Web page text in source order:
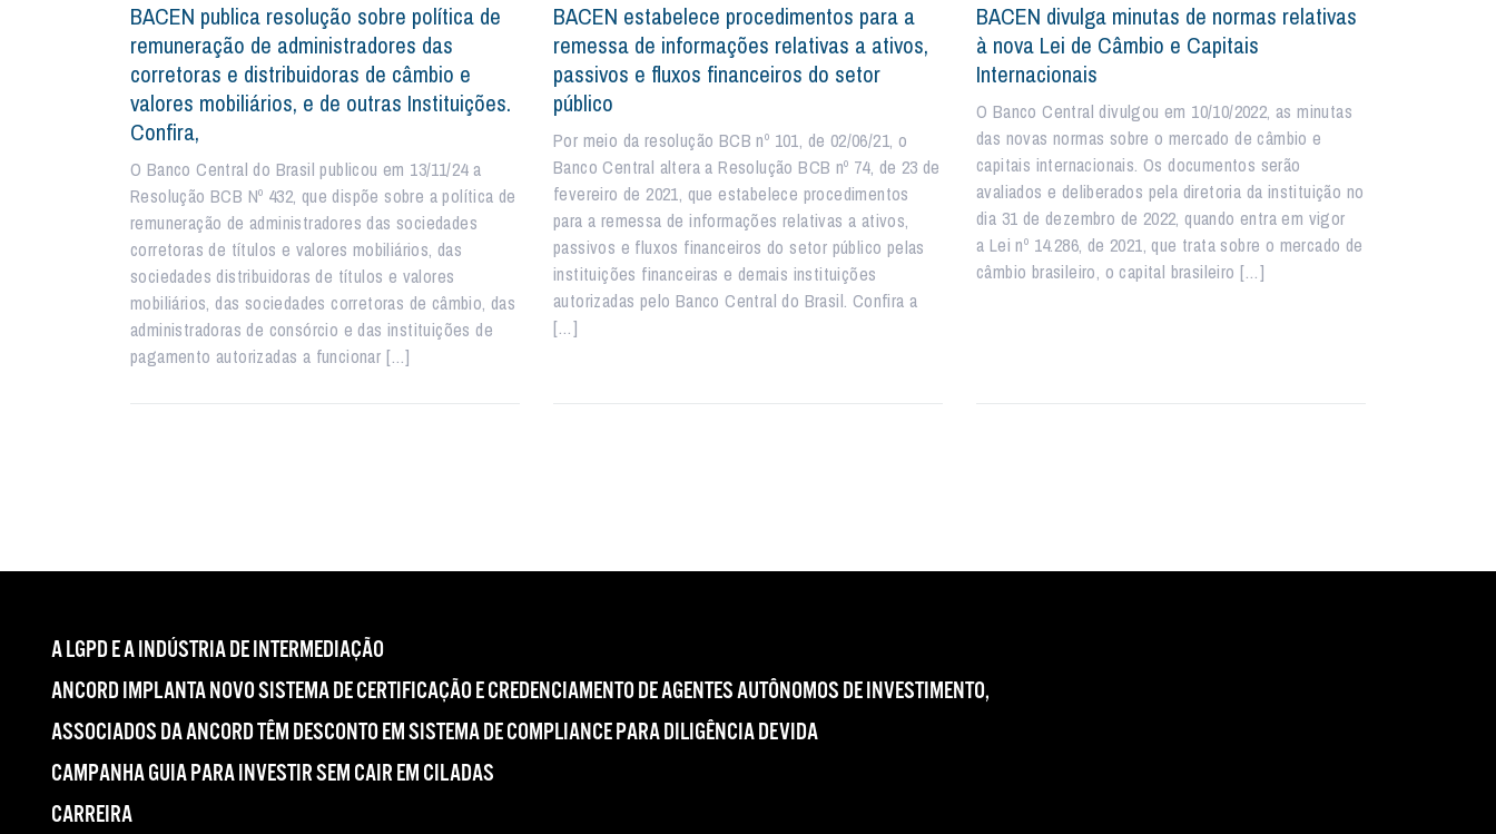
BACEN publica resolução sobre política de
remuneração de administradores das
corretoras e distribuidoras de câmbio e
valores mobiliários, e de outras Instituições.
Confira,
O Banco Central do Brasil publicou em 13/11/24 a
Resolução BCB Nº 432, que dispõe sobre a política de
remuneração de administradores das sociedades
corretoras de títulos e valores mobiliários, das
sociedades distribuidoras de títulos e valores
mobiliários, das sociedades corretoras de câmbio, das
administradoras de consórcio e das instituições de
pagamento autorizadas a funcionar […]
BACEN estabelece procedimentos para a
remessa de informações relativas a ativos,
passivos e fluxos financeiros do setor
público
Por meio da resolução BCB nº 101, de 02/06/21, o
Banco Central altera a Resolução BCB nº 74, de 23 de
fevereiro de 2021, que estabelece procedimentos
para a remessa de informações relativas a ativos,
passivos e fluxos financeiros do setor público pelas
instituições financeiras e demais instituições
autorizadas pelo Banco Central do Brasil. Confira a
[…]
BACEN divulga minutas de normas relativas
à nova Lei de Câmbio e Capitais
Internacionais
O Banco Central divulgou em 10/10/2022, as minutas
das novas normas sobre o mercado de câmbio e
capitais internacionais. Os documentos serão
avaliados e deliberados pela diretoria da instituição no
dia 31 de dezembro de 2022, quando entra em vigor
a Lei nº 14.286, de 2021, que trata sobre o mercado de
câmbio brasileiro, o capital brasileiro […]
A LGPD E A INDÚSTRIA DE INTERMEDIAÇÃO
ANCORD IMPLANTA NOVO SISTEMA DE CERTIFICAÇÃO E CREDENCIAMENTO DE AGENTES AUTÔNOMOS DE INVESTIMENTO,
ASSOCIADOS DA ANCORD TÊM DESCONTO EM SISTEMA DE COMPLIANCE PARA DILIGÊNCIA DEVIDA
CAMPANHA GUIA PARA INVESTIR SEM CAIR EM CILADAS
CARREIRA